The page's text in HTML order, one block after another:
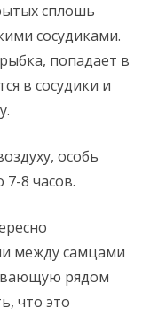
сплошь
сосудиками.
попадает в
в сосудики и
особь
8 часов.
между самцами
рядом
что это